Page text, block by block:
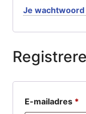
Je
E-mailadres *